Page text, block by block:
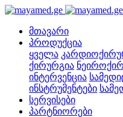
მთავარი
პროდუქცია
ყველა
ქირურგია
ინტერვენცია
ინსტრუმენტები
სერვისები
პარტნიორები